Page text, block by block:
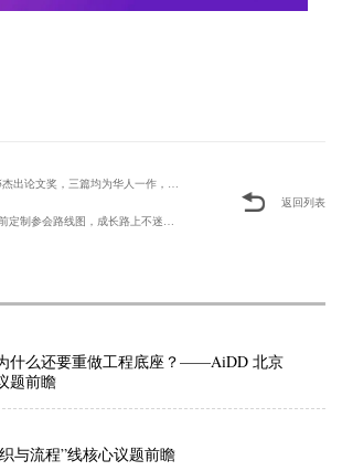
返回列表
什么还要重做工程底座？——AiDD 北京
题前瞻
与流程”线核心议题前瞻